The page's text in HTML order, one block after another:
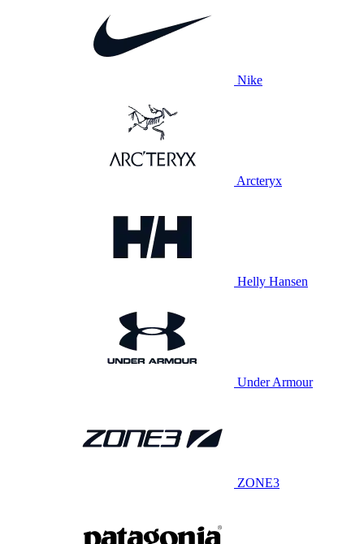
Nike
Arcteryx
Helly Hansen
Under Armour
ZONE3